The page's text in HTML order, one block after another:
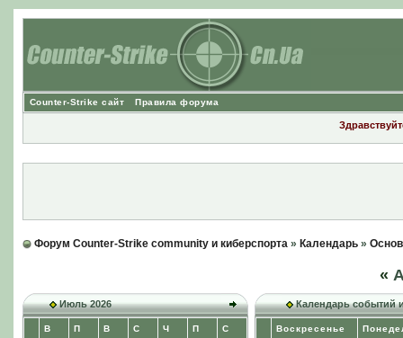
Counter-Strike сайт Правила форума
Форум Counter-Strike community и киберспорта» Календарь»
«
Июль 2026
В П В С Ч П С
Календарь событий
Воскресенье